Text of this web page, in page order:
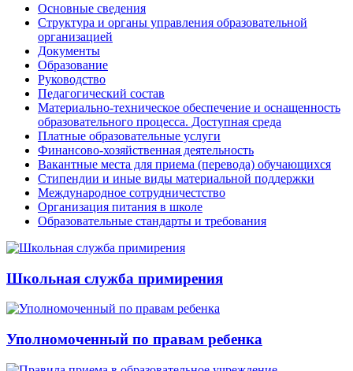
Основные сведения
Структура и органы управления образовательной
организацией
Документы
Образование
Руководство
Педагогический состав
Материально-техническое обеспечение и оснащенность
образовательного процесса. Доступная среда
Платные образовательные услуги
Финансово-хозяйственная деятельность
Вакантные места для приема (перевода) обучающихся
Стипендии и иные виды материальной поддержки
Международное сотрудничестство
Организация питания в школе
Образовательные стандарты и требования
Школьная служба примирения
Уполномоченный по правам ребенка